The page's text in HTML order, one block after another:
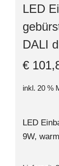
LED
DALI
€
inkl. 20 %
LED
9W,